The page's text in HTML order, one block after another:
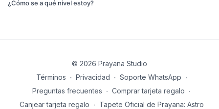
¿Cómo se a qué nivel estoy?
© 2026 Prayana Studio
Términos ∙ Privacidad ∙ Soporte WhatsApp ∙
Preguntas frecuentes ∙ Comprar tarjeta regalo ∙
Canjear tarjeta regalo ∙ Tapete Oficial de Prayana: Astro